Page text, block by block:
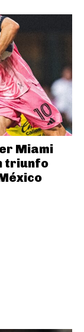
Miami
triunfo